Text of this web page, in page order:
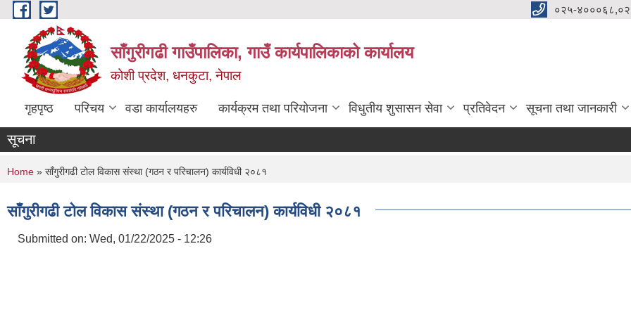
Skip to main content ०२५-
साँगुरीगढी गाउँपालिका, गाउँ कार्यपालिकाको कार्यालय
कोशी प्रदेश, धनकुटा, नेपाल
गृहपृष्ठ परिचय वडा कार्यालयहरु कार्यक्रम तथा परियोजना विधुतीय शुसासन सेवा प्रतिवेदन सूचना तथा जानकारी
सूचना
You are here
Home » साँगुरीगढी टोल विकास संस्था (गठन र परिचालन) कार्यविधी २०८१
साँगुरीगढी टोल विकास संस्था (गठन र परिचालन) कार्यविधी २०८१
Submitted on: Wed, 01/22/2025 - 12:26